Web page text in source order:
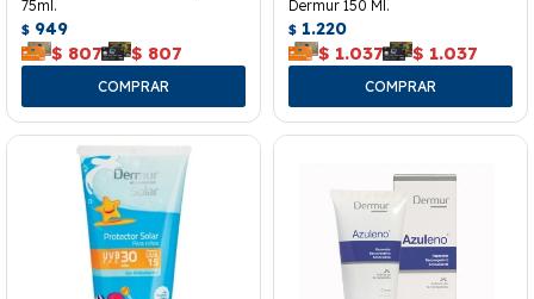
75ml.
$ 949
$ 807 $ 807
Dermur 150 Ml.
$ 1.220
$ 1.037 $ 1.037